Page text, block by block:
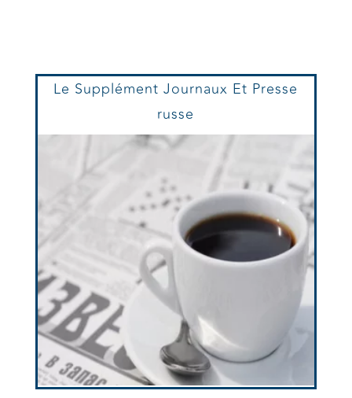
Le Supplément Journaux Et Presse
russe